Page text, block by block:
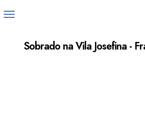
Sobrado na Vila Josefina -